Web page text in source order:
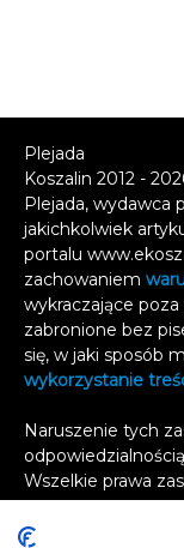
Plejada
Koszalin 2012 -
Plejada, wydawca
jakichkolwiek
portalu
zachowaniem
wykraczające
zabronione bez
się, w jaki sposób
wykorzystanie
Naruszenie tych
Wszelkie prawa
Reklama